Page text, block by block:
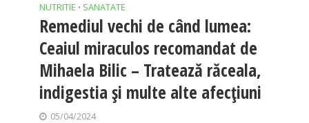
NUTRITIE • SANATATE
Remediul vechi de când lumea:
Ceaiul miraculos recomandat de
Mihaela Bilic – Tratează răceala,
indigestia și multe alte afecțiuni
05/04/2024